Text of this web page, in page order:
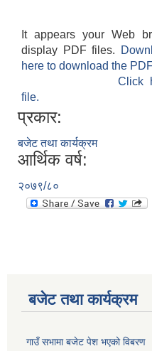
It appears your Web
display PDF files.
here to download the
Click
file.
प्रकार:
बजेट तथा कार्यक्रम
आर्थिक वर्ष:
२०७९/८०
बजेट तथा कार्यक्रम
गाउँ सभामा बजेट पेश भएको विबरण